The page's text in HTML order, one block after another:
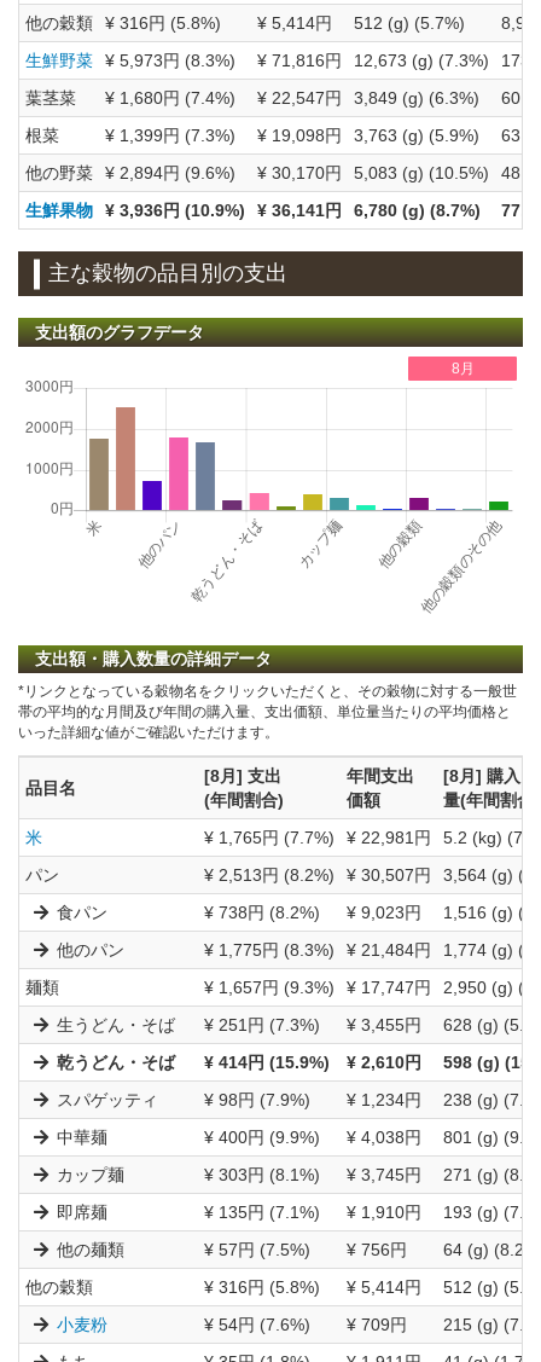
他の穀類
¥ 316円 (5.8%) ¥ 5,414円 512 (g) (5.7%)
生鮮野菜
¥ 5,973円 (8.3%) ¥ 71,816円 12,673 (g) (7.3%)
葉茎菜
¥ 1,680円 (7.4%) ¥ 22,547円 3,849 (g) (6.3%)
根菜
¥ 1,399円 (7.3%) ¥ 19,098円 3,763 (g) (5.9%)
他の野菜
¥ 2,894円 (9.6%) ¥ 30,170円 5,083 (g) (10.5%)
生鮮果物
¥ 3,936円 (10.9%) ¥ 36,141円 6,780 (g) (8.7%)
主な穀物の品目別の支出
支出額のグラフデータ
8月
支出額・購入数量の詳細データ
*リンクとなっている穀物名をクリックいただくと、その穀物に対する一般世
帯の平均的な月間及び年間の購入量、支出価額、単位量当たりの平均価格と
いった詳細な値がご確認いただけます。
品目名
[8月] 支出
(年間割合)
年間支出
価額
[8月] 購入
量(年間割合)
米
¥ 1,765円 (7.7%) ¥ 22,981円
5.2 (kg)
パン
¥ 2,513円 (8.2%) ¥ 30,507円
3,564 (g)
食パン
¥ 738円 (8.2%) ¥ 9,023円
1,516 (g)
他のパン
¥ 1,775円 (8.3%) ¥ 21,484円
1,774 (g)
麺類
¥ 1,657円 (9.3%) ¥ 17,747円
2,950 (g)
生うどん・そば
¥ 251円 (7.3%) ¥ 3,455円
628 (g)
乾うどん・そば
¥ 414円 (15.9%) ¥ 2,610円
598 (g)
スパゲッティ
¥ 98円 (7.9%) ¥ 1,234円
238 (g)
中華麺
¥ 400円 (9.9%) ¥ 4,038円
801 (g)
カップ麺
¥ 303円 (8.1%) ¥ 3,745円
271 (g)
即席麺
¥ 135円 (7.1%) ¥ 1,910円
193 (g)
他の麺類
¥ 57円 (7.5%) ¥ 756円
64 (g)
他の穀類
¥ 316円 (5.8%) ¥ 5,414円
512 (g)
小麦粉
¥ 54円 (7.6%) ¥ 709円
215 (g)